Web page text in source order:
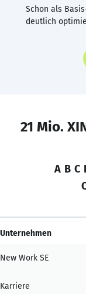
Schon als
deutlich
21 Mio.
A B C
Unternehmen
New Work SE
Karriere